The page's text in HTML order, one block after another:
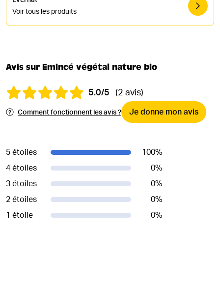
Voir tous les produits
Avis sur Emincé végétal nature bio
5.0/5 (2 avis)
Comment fonctionnent les avis ? Je donne mon avis
5 étoiles 100%
4 étoiles
0%
3 étoiles
0%
2 étoiles
0%
1 étoile
0%